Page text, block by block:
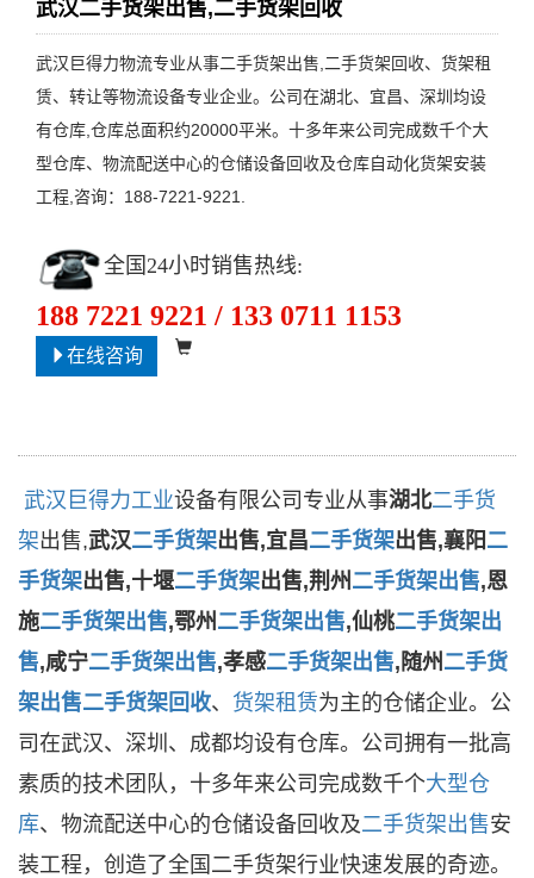
武汉二手货架出售,二手货架回收
武汉巨得力物流专业从事二手货架出售,二手货架回收、货架租
赁、转让等物流设备专业企业。公司在湖北、宜昌、深圳均设
有仓库,仓库总面积约20000平米。十多年来公司完成数千个大
型仓库、物流配送中心的仓储设备回收及仓库自动化货架安装
工程,咨询：188-7221-9221.
全国24小时销售热线:
188 7221 9221 / 133 0711 1153
在线咨询
武汉 巨得力工业设备有限公司专业从事湖北二手货
架出售,武汉二手货架出售,宜昌二手货架出售,襄阳 二
手货架出售,十堰二手货架出售,荆州 二手货架出售,恩
施二手货架出售,鄂州 二手货架出售,仙桃二手货架出
售,咸宁二手货架出售,孝感二手货架出售,随州 二手货
架出售二手货架回收、 货架租赁为主的仓储企业。公
司在武汉、深圳、成都均设有仓库。公司拥有一批高
素质的技术团队，十多年来公司完成数千个大型仓
库、物流配送中心的仓储设备回收及二手货架出售安
装工程，创造了全国二手货架行业快速发展的奇迹。